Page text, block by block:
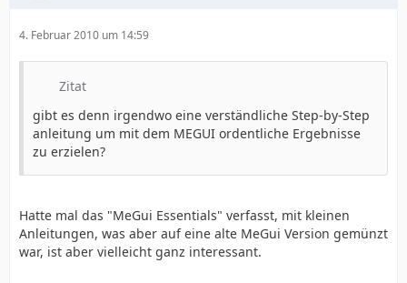
4. Februar 2010 um 14:59
Zitat
gibt es denn irgendwo eine verständliche Step-by-Step
anleitung um mit dem MEGUI ordentliche Ergebnisse
zu erzielen?
Hatte mal das "MeGui Essentials" verfasst, mit kleinen
Anleitungen, was aber auf eine alte MeGui Version gemünzt
war, ist aber vielleicht ganz interessant.